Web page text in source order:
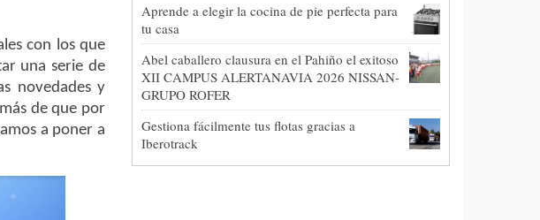
con los que
una serie de
novedades y
de que por
a poner a
Aprende a elegir la cocina de pie perfecta para
tu casa
Abel caballero clausura en el Pahiño el exitoso
XII CAMPUS ALERTANAVIA 2026 NISSAN-
GRUPO ROFER
Gestiona fácilmente tus flotas gracias a
Iberotrack